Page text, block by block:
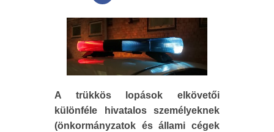
A trükkös lopások elkövetői
különféle hivatalos személyeknek
(önkormányzatok és állami cégek